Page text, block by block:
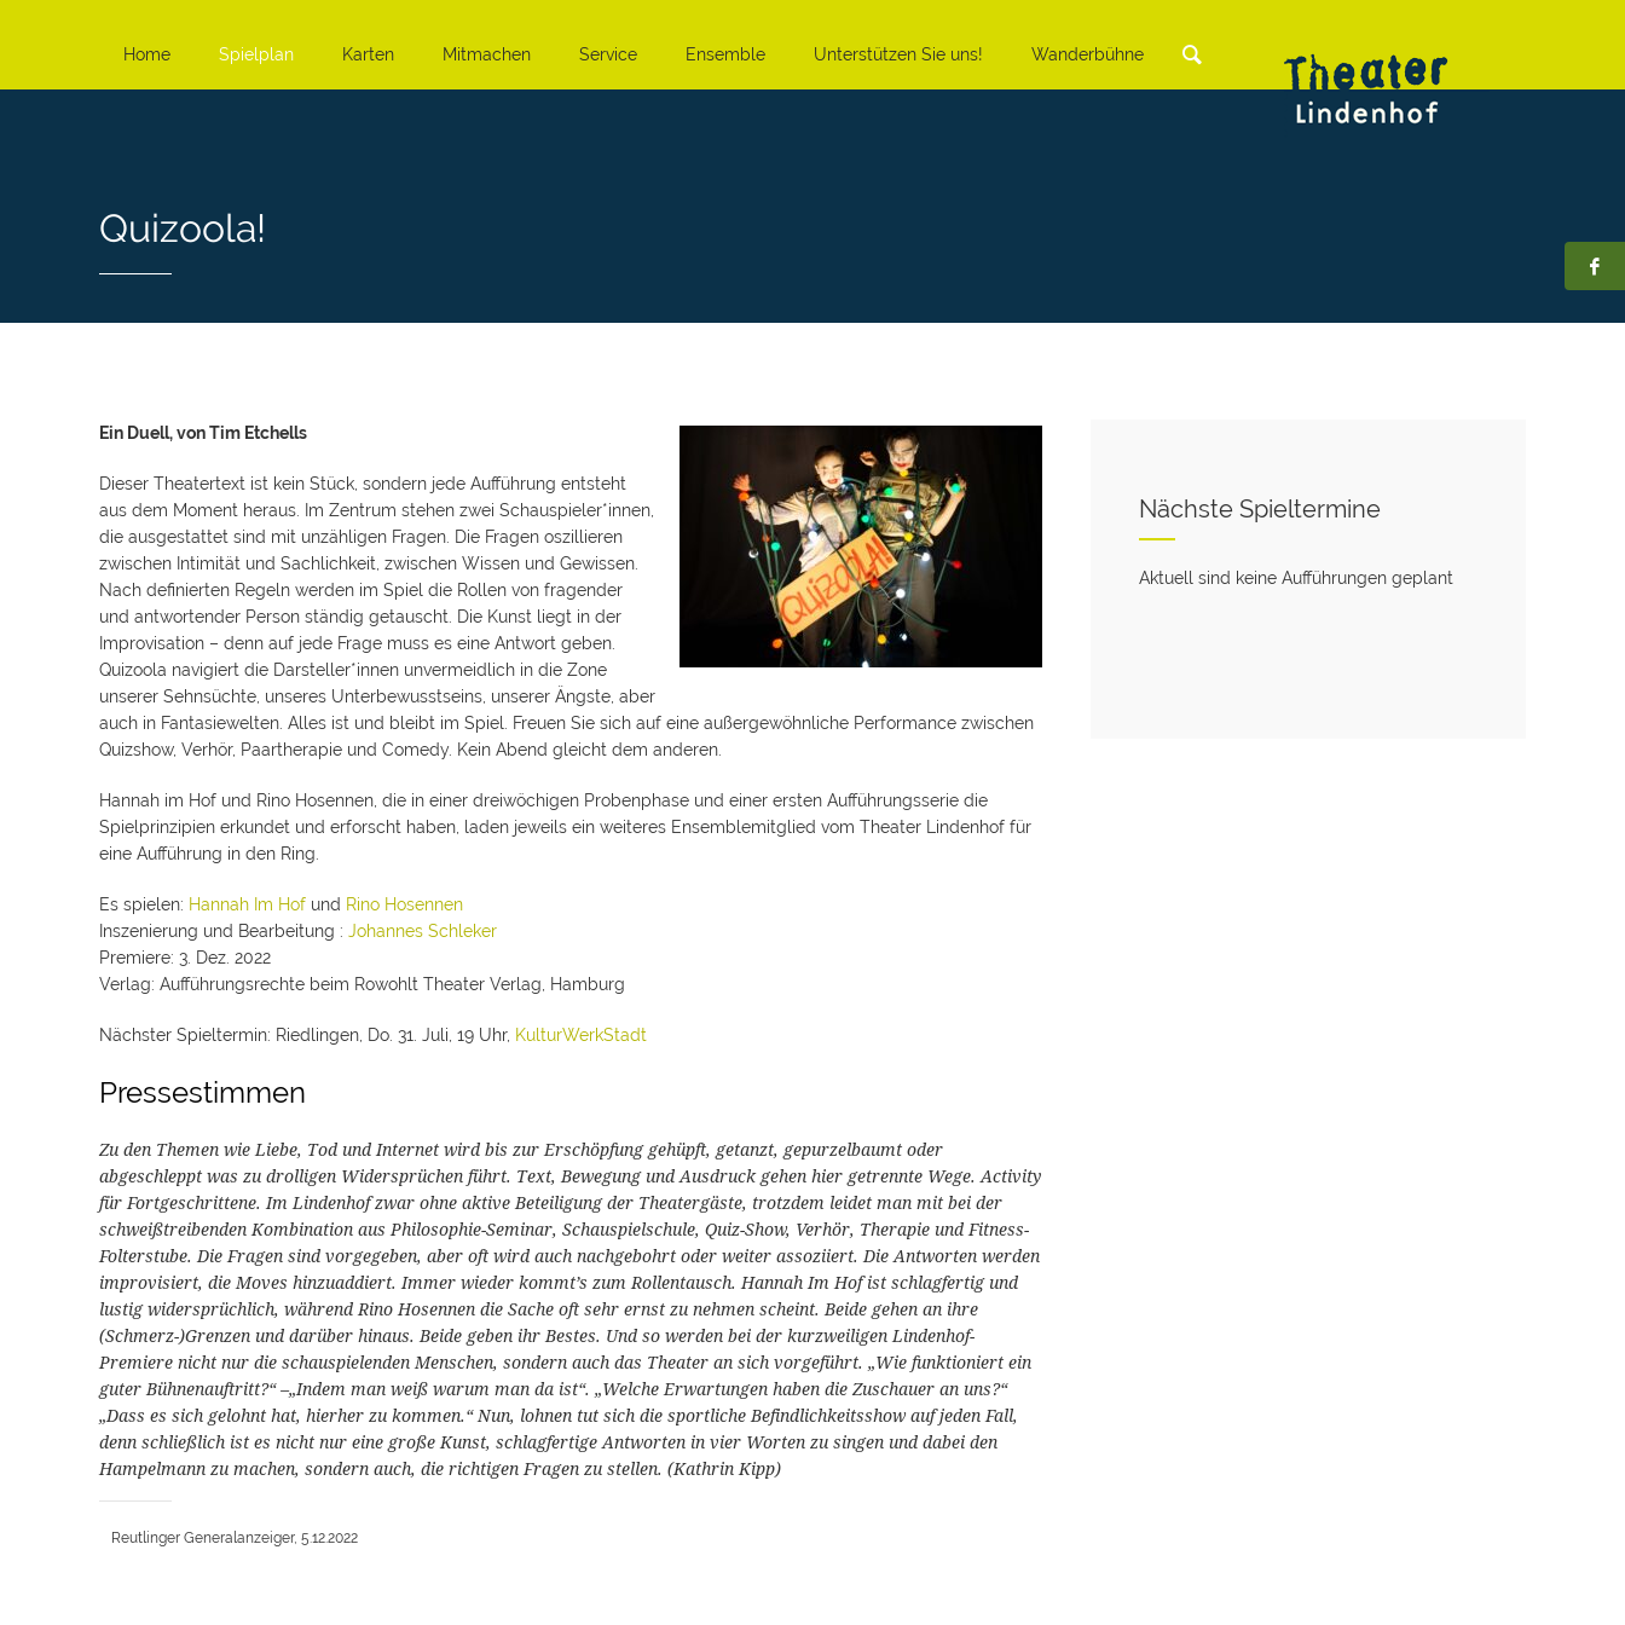
Home Spielplan Karten Mitmachen Service Ensemble Unterstützen Sie uns! Wanderbühne
Quizoola!
Ein Duell, von Tim Etchells
Dieser Theatertext ist kein Stück, sondern jede Aufführung entsteht
aus dem Moment heraus. Im Zentrum stehen zwei Schauspieler*innen,
die ausgestattet sind mit unzähligen Fragen. Die Fragen oszillieren
zwischen Intimität und Sachlichkeit, zwischen Wissen und Gewissen.
Nach definierten Regeln werden im Spiel die Rollen von fragender
und antwortender Person ständig getauscht. Die Kunst liegt in der
Improvisation – denn auf jede Frage muss es eine Antwort geben.
Quizoola navigiert die Darsteller*innen unvermeidlich in die Zone
unserer Sehnsüchte, unseres Unterbewusstseins, unserer Ängste, aber
auch in Fantasiewelten. Alles ist und bleibt im Spiel. Freuen Sie sich auf eine außergewöhnliche Performance zwischen
Quizshow, Verhör, Paartherapie und Comedy. Kein Abend gleicht dem anderen.
Hannah im Hof und Rino Hosennen, die in einer dreiwöchigen Probenphase und einer ersten Aufführungsserie die
Spielprinzipien erkundet und erforscht haben, laden jeweils ein weiteres Ensemblemitglied vom Theater Lindenhof für
eine Aufführung in den Ring.
Es spielen: Hannah Im Hof und Rino Hosennen
Inszenierung und Bearbeitung : Johannes Schleker
Premiere: 3. Dez. 2022
Verlag: Aufführungsrechte beim Rowohlt Theater Verlag, Hamburg
Nächster Spieltermin: Riedlingen, Do. 31. Juli, 19 Uhr, KulturWerkStadt
Pressestimmen
Zu den Themen wie Liebe, Tod und Internet wird bis zur Erschöpfung gehüpft, getanzt, gepurzelbaumt oder
abgeschleppt was zu drolligen Widersprüchen führt. Text, Bewegung und Ausdruck gehen hier getrennte Wege. Activity
für Fortgeschrittene. Im Lindenhof zwar ohne aktive Beteiligung der Theatergäste, trotzdem leidet man mit bei der
schweißtreibenden Kombination aus Philosophie-Seminar, Schauspielschule, Quiz-Show, Verhör, Therapie und Fitness-
Folterstube. Die Fragen sind vorgegeben, aber oft wird auch nachgebohrt oder weiter assoziiert. Die Antworten werden
improvisiert, die Moves hinzuaddiert. Immer wieder kommt’s zum Rollentausch. Hannah Im Hof ist schlagfertig und
lustig widersprüchlich, während Rino Hosennen die Sache oft sehr ernst zu nehmen scheint. Beide gehen an ihre
(Schmerz-)Grenzen und darüber hinaus. Beide geben ihr Bestes. Und so werden bei der kurzweiligen Lindenhof-
Premiere nicht nur die schauspielenden Menschen, sondern auch das Theater an sich vorgeführt. „Wie funktioniert ein
guter Bühnenauftritt?“ –„Indem man weiß warum man da ist“. „Welche Erwartungen haben die Zuschauer an uns?“
„Dass es sich gelohnt hat, hierher zu kommen.“ Nun, lohnen tut sich die sportliche Befindlichkeitsshow auf jeden Fall,
denn schließlich ist es nicht nur eine große Kunst, schlagfertige Antworten in vier Worten zu singen und dabei den
Hampelmann zu machen, sondern auch, die richtigen Fragen zu stellen. (Kathrin Kipp)
Reutlinger Generalanzeiger, 5.12.2022
Nächste Spieltermine
Aktuell sind keine Aufführungen geplant